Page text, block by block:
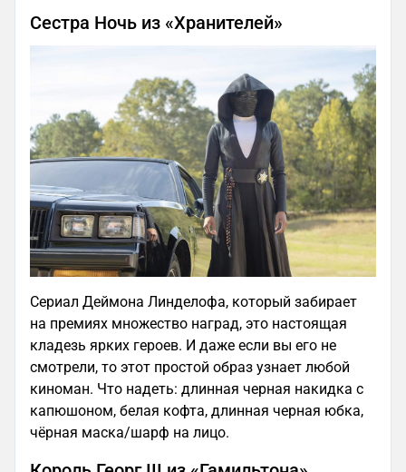
Сестра Ночь из «Хранителей»
Сериал Деймона Линделофа, который забирает
на премиях множество наград, это настоящая
кладезь ярких героев. И даже если вы его не
смотрели, то этот простой образ узнает любой
киноман. Что надеть: длинная черная накидка с
капюшоном, белая кофта, длинная черная юбка,
чёрная маска/шарф на лицо.